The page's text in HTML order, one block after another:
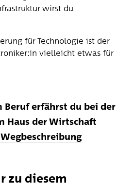
wirst du
für Technologie ist der
vielleicht etwas für
Beruf erfährst du bei der
Haus der Wirtschaft
zu diesem